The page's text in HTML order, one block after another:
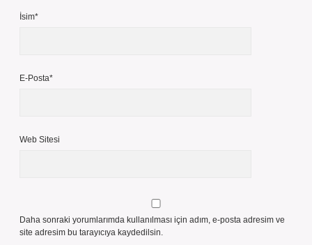
İsim*
E-Posta*
Web Sitesi
Daha sonraki yorumlarımda kullanılması için adım, e-posta adresim ve
site adresim bu tarayıcıya kaydedilsin.